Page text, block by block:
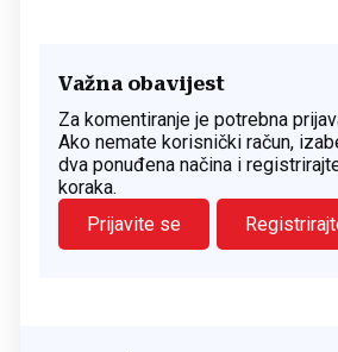
Važna obavijest
Za komentiranje je potrebna
Ako nemate korisnički račun,
dva ponuđena načina i
koraka.
Prijavite se